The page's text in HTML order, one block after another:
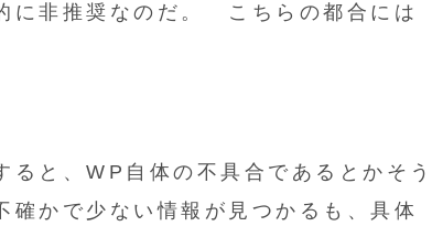
に非推奨なのだ。 こちらの都合には
ると、WP自体の不具合であるとかそう
確かで少ない情報が見つかるも、具体